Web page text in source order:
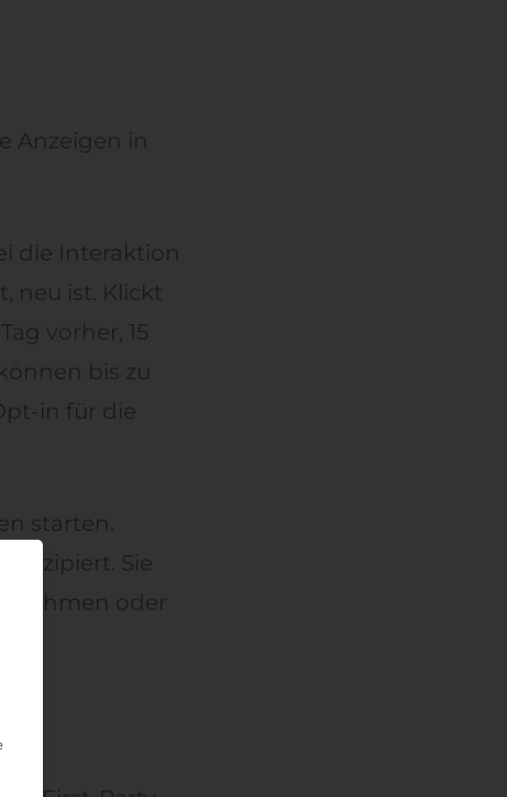
Anzeigen in
die Interaktion
neu ist. Klickt
vorher, 15
bis zu
in für die
starten.
Sie
oder